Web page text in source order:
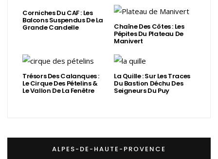
Corniches Du CAF : Les
Balcons Suspendus De La
Grande Candelle Chaîne Des Côtes : Les
Pépites Du Plateau De
Manivert
Trésors Des Calanques :
Le Cirque Des Pételins &
Le Vallon De La Fenêtre
La Quille : Sur Les Traces
Du Bastion Déchu Des
Seigneurs Du Puy
ALPES-DE-HAUTE-PROVENCE